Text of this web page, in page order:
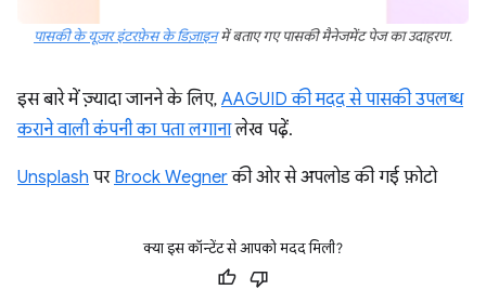
पासकी के यूज़र इंटरफ़ेस के डिज़ाइनमें बताए गए पासकी मैनेजमेंट पेज का उदाहरण.
इस बारे में ज़्यादा जानने के लिए, AAGUID की मदद से पासकी उपलब्ध
कराने वाली कंपनी का पता लगानालेख पढ़ें.
Unsplash पर Brock Wegnerकी ओर से अपलोड की गई फ़ोटो
क्या इस कॉन्टेंट से आपको मदद मिली?